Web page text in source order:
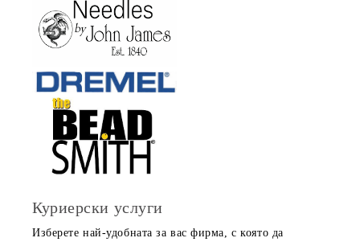
Куриерски услуги
Изберете най-удобната за вас фирма, с която да